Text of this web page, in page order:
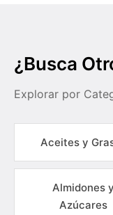
¿Busca
Explorar por
Aceites y
Almidones y
Azúcares